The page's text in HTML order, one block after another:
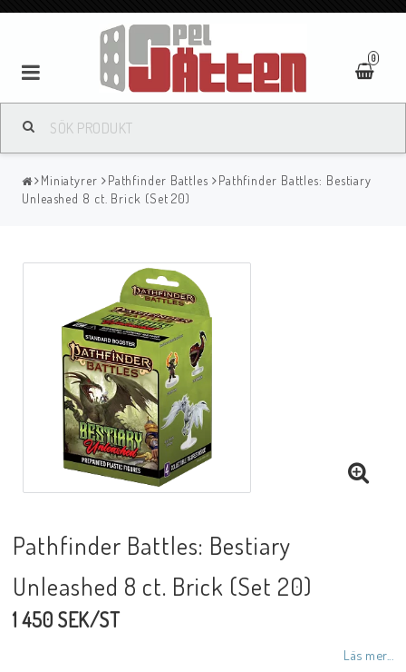
0
Miniatyrer Pathfinder Battles
Pathfinder Battles: Bestiary
Unleashed 8 ct. Brick (Set 20)
Pathfinder Battles: Bestiary
Unleashed 8 ct. Brick (Set 20)
1 450 SEK/ST
Läs mer...